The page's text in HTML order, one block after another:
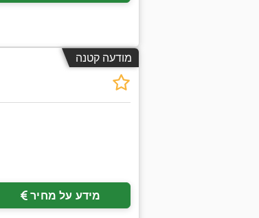
מודעה קטנה
מידע על מחיר